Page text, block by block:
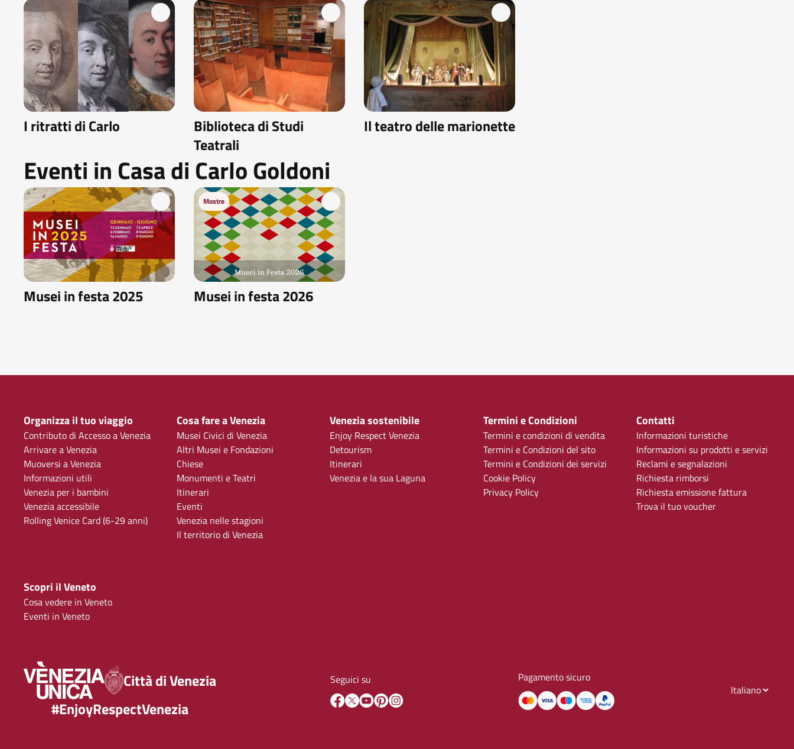
I ritratti di Carlo
Biblioteca di Studi
Teatrali
Il teatro delle marionette
Eventi in Casa di Carlo Goldoni
Musei in festa 2025
Mostre
Musei in festa 2026
Organizza il tuo viaggio
Contributo di Accesso a Venezia
Arrivare a Venezia
Muoversi a Venezia
Informazioni utili
Venezia per i bambini
Venezia accessibile
Rolling Venice Card (6-29 anni)
Cosa fare a Venezia
Musei Civici di Venezia
Altri Musei e Fondazioni
Chiese
Monumenti e Teatri
Itinerari
Eventi
Venezia nelle stagioni
Il territorio di Venezia
Venezia sostenibile
Enjoy Respect Venezia
Detourism
Itinerari
Venezia e la sua Laguna
Termini e Condizioni
Termini e condizioni di vendita
Termini e Condizioni del sito
Termini e Condizioni dei servizi
Cookie Policy
Privacy Policy
Contatti
Informazioni turistiche
Informazioni su prodotti e servizi
Reclami e segnalazioni
Richiesta rimborsi
Richiesta emissione fattura
Trova il tuo voucher
Scopri il Veneto
Cosa vedere in Veneto
Eventi in Veneto
Città di Venezia
#EnjoyRespectVenezia
Seguici su Pagamento sicuro